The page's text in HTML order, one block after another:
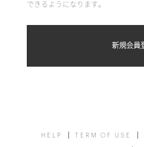
できるようになります。
HELP TERM OF USE